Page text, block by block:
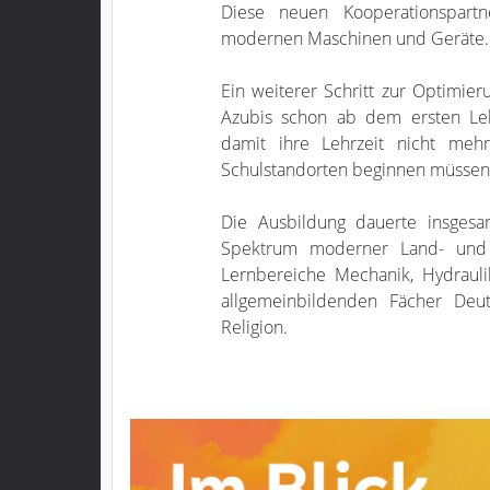
Diese neuen
modernen Maschinen und Geräte.
Ein weiterer Schritt zur
Azubis schon ab dem ersten
damit ihre Lehrzeit nicht
Schulstandorten beginnen
Die Ausbildung dauerte
Spektrum moderner Land-
Lernbereiche Mechanik,
allgemeinbildenden Fächer
Religion.